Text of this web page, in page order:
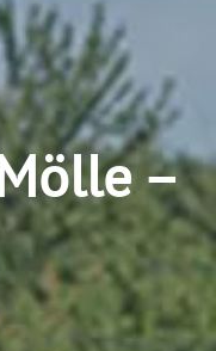
–